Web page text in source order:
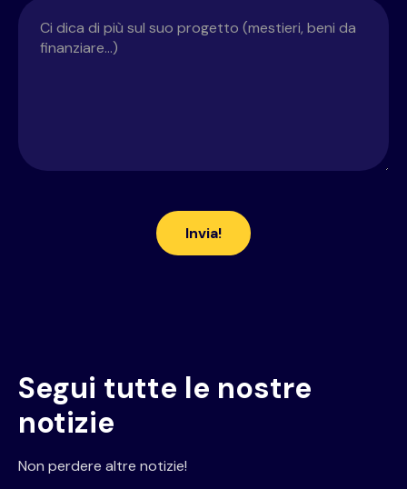
Segui tutte le nostre
notizie
Non perdere altre notizie!